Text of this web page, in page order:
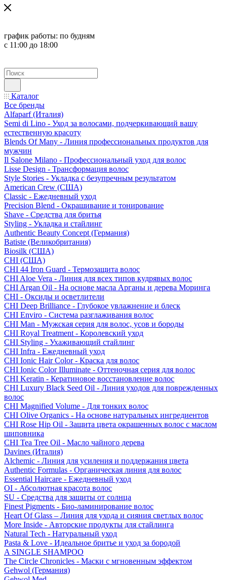
график работы: по будням
с 11:00 до 18:00
Каталог
Все бренды
Alfaparf (Италия)
Semi di Lino - Уход за волосами, подчеркивающий вашу
естественную красоту
Blends Of Many - Линия профессиональных продуктов для
мужчин
Il Salone Milano - Профессиональный уход для волос
Lisse Design - Трансформация волос
Style Stories - Укладка с безупречным результатом
American Crew (США)
Classic - Ежедневный уход
Precision Blend - Окрашивание и тонирование
Shave - Средства для бритья
Styling - Укладка и стайлинг
Authentic Beauty Concept (Германия)
Batiste (Великобритания)
Biosilk (США)
CHI (США)
CHI 44 Iron Guard - Термозащита волос
CHI Aloe Vera - Линия для всех типов кудрявых волос
CHI Argan Oil - На основе масла Арганы и дерева Моринга
CHI - Оксиды и осветлители
CHI Deep Brilliance - Глубокое увлажнение и блеск
CHI Enviro - Система разглаживания волос
CHI Man - Мужская серия для волос, усов и бороды
CHI Royal Treatment - Королевский уход
CHI Styling - Ухаживающий стайлинг
CHI Infra - Ежедневный уход
CHI Ionic Hair Color - Краска для волос
CHI Ionic Color Illuminate - Оттеночная серия для волос
CHI Keratin - Кератиновое восстановление волос
CHI Luxury Black Seed Oil - Линия уходов для поврежденных
волос
CHI Magnified Volume - Для тонких волос
CHI Olive Organics - На основе натуральных ингредиентов
CHI Rose Hip Oil - Защита цвета окрашенных волос с маслом
шиповника
CHI Tea Tree Oil - Масло чайного дерева
Davines (Италия)
Alchemic - Линия для усиления и поддержания цвета
Authentic Formulas - Органическая линия для волос
Essential Haircare - Eжедневный уход
OI - Абсолютная красота волос
SU - Средства для защиты от солнца
Finest Pigments - Био-ламинирование волос
Heart Of Glass – Линия для ухода и сияния светлых волос
More Inside - Авторские продукты для стайлинга
Natural Tech - Натуральный уход
Pasta & Love - Идеальное бритье и уход за бородой
A SINGLE SHAMPOO
The Circle Chronicles - Маски с мгновенным эффектом
Gehwol (Германия)